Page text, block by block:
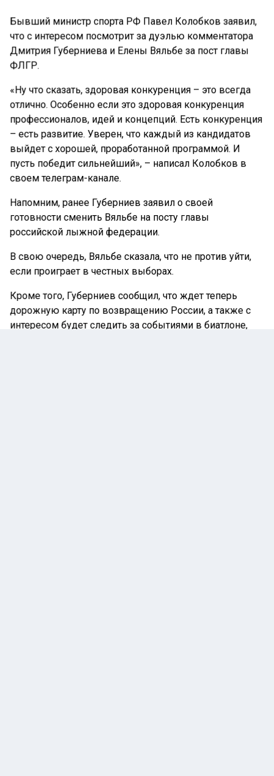
Бывший министр спорта РФ Павел Колобков заявил,
что с интересом посмотрит за дуэлью комментатора
Дмитрия Губерниева и Елены Вяльбе за пост главы
ФЛГР.
«Ну что сказать, здоровая конкуренция – это всегда
отлично. Особенно если это здоровая конкуренция
профессионалов, идей и концепций. Есть конкуренция
– есть развитие. Уверен, что каждый из кандидатов
выйдет с хорошей, проработанной программой. И
пусть победит сильнейший», – написал Колобков в
своем телеграм-канале.
Напомним, ранее Губерниев заявил о своей
готовности сменить Вяльбе на посту главы
российской лыжной федерации.
В свою очередь, Вяльбе сказала, что не против уйти,
если проиграет в честных выборах.
Кроме того, Губерниев сообщил, что ждет теперь
дорожную карту по возвращению России, а также с
интересом будет следить за событиями в биатлоне,